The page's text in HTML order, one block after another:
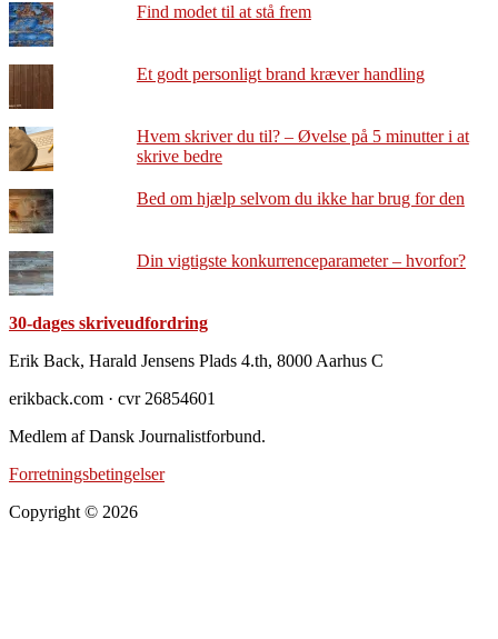
Find modet til at stå frem
Et godt personligt brand kræver handling
Hvem skriver du til? – Øvelse på 5 minutter i at
skrive bedre
Bed om hjælp selvom du ikke har brug for den
Din vigtigste konkurrenceparameter – hvorfor?
30-dages skriveudfordring
Footer
Erik Back, Harald Jensens Plads 4.th, 8000 Aarhus C
erikback.com · cvr 26854601
Medlem af Dansk Journalistforbund.
Forretningsbetingelser
Copyright © 2026